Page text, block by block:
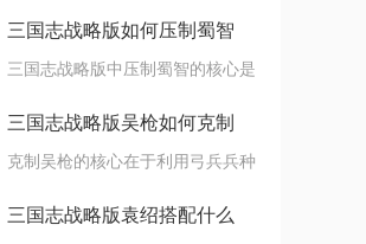
三国志战略版如何压制蜀智
三国志战略版中压制蜀智的核心是
三国志战略版吴枪如何克制
克制吴枪的核心在于利用弓兵兵种
三国志战略版袁绍搭配什么